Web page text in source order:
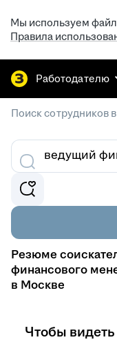
Мы используем
Правила
Работодателю
Поиск сотрудников
Резюме
финансового
в Москве
Чтобы